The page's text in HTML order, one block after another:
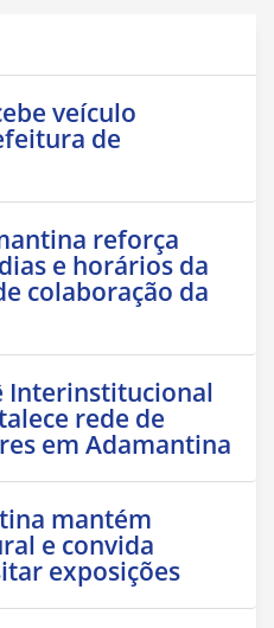
veículo
de
reforça
e horários da
colaboração da
Interinstitucional
rede de
em Adamantina
mantém
e convida
exposições